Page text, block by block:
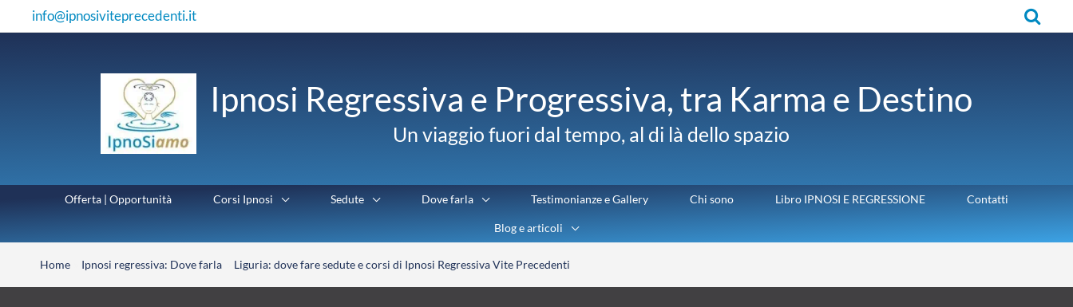
al
info@ipnosiviteprecedenti.it Cerca
Ipnosi Regressiva e Progressiva, tra Karma e Destino
Un viaggio fuori dal tempo, al di là dello spazio
Offerta | Opportunità Corsi Ipnosi Sedute Dove farla Testimonianze e Gallery Chi sono Libro IPNOSI E REGRESSIONE Contatti
Blog e articoli
Home Ipnosi regressiva: Dove farla Liguria: dove fare sedute e corsi di Ipnosi Regressiva Vite Precedenti